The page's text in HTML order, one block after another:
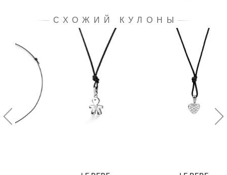
СХОЖИЙ КУЛОНЫ